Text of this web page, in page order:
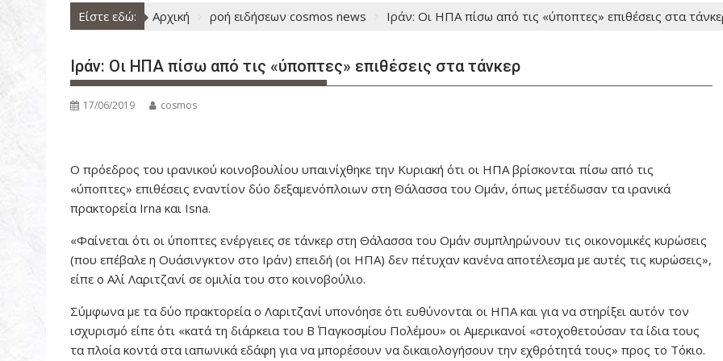
Είστε εδώ: Αρχική ροή ειδήσεων cosmos news Ιράν: Οι ΗΠΑ πίσω από τις «ύποπτες» επιθέσεις στα
Ιράν: Οι ΗΠΑ πίσω από τις «ύποπτες» επιθέσεις στα τάνκερ
17/06/2019 cosmos
Ο πρόεδρος του ιρανικού κοινοβουλίου υπαινίχθηκε την Κυριακή ότι οι ΗΠΑ βρίσκονται πίσω από τις
«ύποπτες» επιθέσεις εναντίον δύο δεξαμενόπλοιων στη Θάλασσα του Ομάν, όπως μετέδωσαν τα ιρανικά
πρακτορεία Irna και Isna.
«Φαίνεται ότι οι ύποπτες ενέργειες σε τάνκερ στη Θάλασσα του Ομάν συμπληρώνουν τις οικονομικές κυρώσεις
(που επέβαλε η Ουάσινγκτον στο Ιράν) επειδή (οι ΗΠΑ) δεν πέτυχαν κανένα αποτέλεσμα με αυτές τις κυρώσεις»,
είπε ο Αλί Λαριτζανί σε ομιλία του στο κοινοβούλιο.
Σύμφωνα με τα δύο πρακτορεία ο Λαριτζανί υπονόησε ότι ευθύνονται οι ΗΠΑ και για να στηρίξει αυτόν τον
ισχυρισμό είπε ότι «κατά τη διάρκεια του Β΄ Παγκοσμίου Πολέμου» οι Αμερικανοί «στοχοθετούσαν τα ίδια τους
τα πλοία κοντά στα ιαπωνικά εδάφη για να μπορέσουν να δικαιολογήσουν την εχθρότητά τους» προς το Τόκιο.